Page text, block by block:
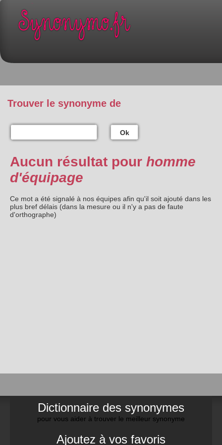
Trouver le synonyme de
Ok
Aucun résultat pour homme
d'équipage
Ce mot a été signalé à nos équipes afin qu'il soit ajouté dans les
plus bref délais (dans la mesure ou il n'y a pas de faute
d'orthographe)
Dictionnaire des synonymes
pour vous aider à trouver le meilleur synonyme
Ajoutez à vos favoris